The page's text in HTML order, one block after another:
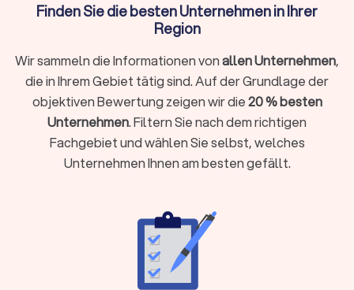
Was macht ein Umzugsunternehmen?
Ein Umzugsunternehmen, oft auch als Möbelspedition
bezeichnet, ist ein spezialisierter Dienstleister, der
Privatpersonen und Firmen bei der Planung, Organisation und
Durchführung eines Wohnort- oder Standortwechsels
unterstützt. Professionelle Umzugsunternehmen in
Schongau kennen Hausordnungen, Park- und
Halteverbotsregeln, Treppenhäuser und Aufzüge und bringen
das passende Team samt Fahrzeugen mit.
zum kompletten Rundum-sorglos-Paket.
Kernleistungen eines Umzugsunternehmens
Finden Sie die besten Unternehmen in Ihrer
Region
Wir sammeln die Informationen vonallen Unternehmen,
die in Ihrem Gebiet tätig sind. Auf der Grundlage der
objektiven Bewertung zeigen wir die20 % besten
Unternehmen. Filtern Sie nach dem richtigen
Fachgebiet und wählen Sie selbst, welches
Unternehmen Ihnen am besten gefällt.